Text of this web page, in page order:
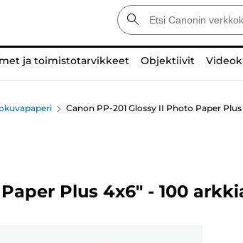
ja toimistotarvikkeet Objektiivit
Canon PP-201 Glossy II Photo Paper
Plus 4x6" - 100